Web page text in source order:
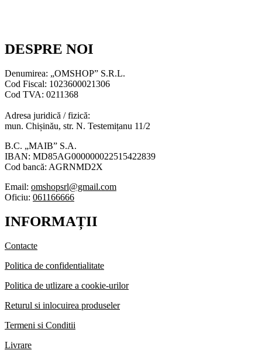
DESPRE NOI
Denumirea: „OMSHOP” S.R.L.
Cod Fiscal: 1023600021306
Cod TVA: 0211368
Adresa juridică / fizică:
mun. Chișinău, str. N. Testemițanu 11/2
B.C. „MAIB” S.A.
IBAN: MD85AG000000022515422839
Cod bancă: AGRNMD2X
Email: omshopsrl@gmail.com
Oficiu: 061166666
INFORMAȚII
Contacte
Politica de confidentialitate
Politica de utlizare a cookie-urilor
Returul si inlocuirea produseler
Termeni si Conditii
Livrare